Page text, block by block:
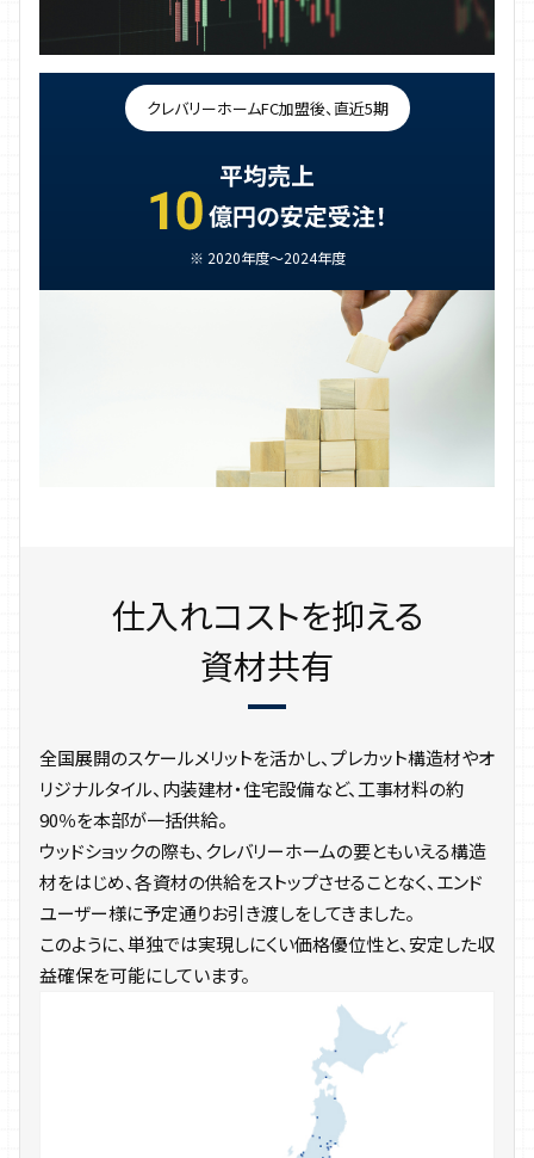
クレバリーホームFC加盟後、直近5期
※ 2020年度～2024年度
仕入れコストを抑える
資材共有
全国展開のスケールメリットを活かし、プレカット構造材やオ
リジナルタイル、内装建材・住宅設備など、工事材料の約
90％を本部が一括供給。
ウッドショックの際も、クレバリーホームの要ともいえる構造
材をはじめ、各資材の供給をストップさせることなく、エンド
ユーザー様に予定通りお引き渡しをしてきました。
このように、単独では実現しにくい価格優位性と、安定した収
益確保を可能にしています。